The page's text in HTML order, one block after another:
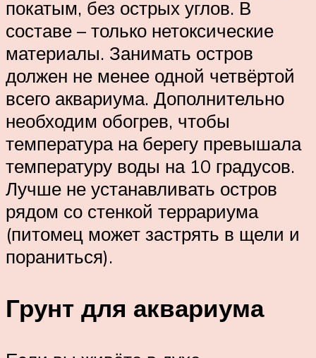
покатым, без острых углов. В
составе – только нетоксические
материалы. Занимать остров
должен не менее одной четвёртой
всего аквариума. Дополнительно
необходим обогрев, чтобы
температура на берегу превышала
температуру воды на 10 градусов.
Лучше не устанавливать остров
рядом со стенкой террариума
(питомец может застрять в щели и
пораниться).
Грунт для аквариума